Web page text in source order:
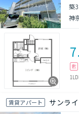
築
神
敷
賃貸アパート サンラ